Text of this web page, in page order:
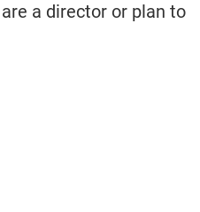
a director or plan to